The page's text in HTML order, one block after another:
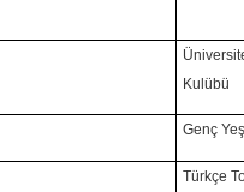
Kulübü
Genç
Türkçe